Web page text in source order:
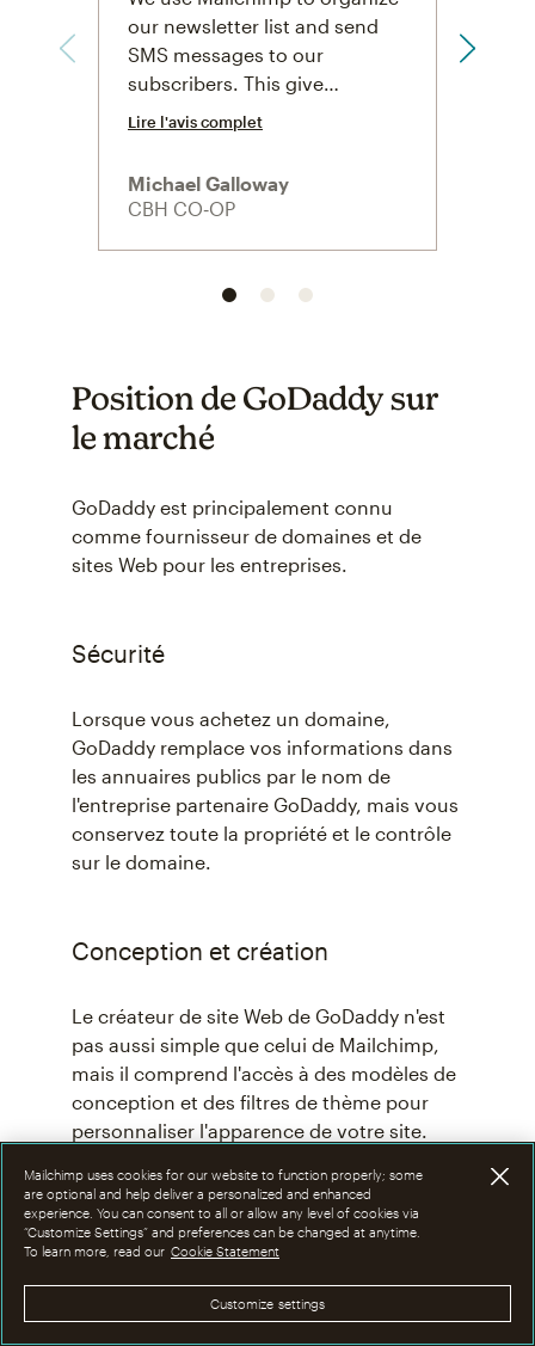
our newsletter list and send
SMS messages to our
subscribers. This give…
Lire l'avis complet
Michael Galloway
CBH CO‑OP
Position de GoDaddy sur
le marché
GoDaddy est principalement connu
comme fournisseur de domaines et de
sites Web pour les entreprises.
Sécurité
Lorsque vous achetez un domaine,
GoDaddy remplace vos informations dans
les annuaires publics par le nom de
l'entreprise partenaire GoDaddy, mais vous
conservez toute la propriété et le contrôle
sur le domaine.
Conception et création
Le créateur de site Web de GoDaddy n'est
pas aussi simple que celui de Mailchimp,
mais il comprend l'accès à des modèles de
conception et des filtres de thème pour
personnaliser l'apparence de votre site.
GoDaddy est que, contrairement à celui de
Mailchimp, il n'est gratuit que pendant un
mois. Ce délai écoulé, vous devrez payer si
Mailchimp uses cookies for our website to function properly; some
are optional and help deliver a personalized and enhanced
experience. You can consent to all or allow any level of cookies via
“Customize Settings” and preferences can be changed at anytime.
To learn more, read our Cookie Statement
Customize settings